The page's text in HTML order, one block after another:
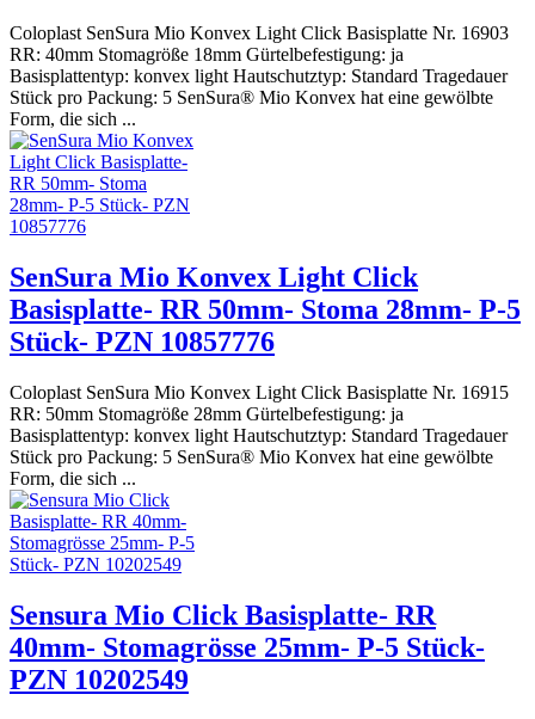
Coloplast SenSura Mio Konvex Light Click Basisplatte Nr. 16903
RR: 40mm Stomagröße 18mm Gürtelbefestigung: ja
Basisplattentyp: konvex light Hautschutztyp: Standard Tragedauer
Stück pro Packung: 5 SenSura® Mio Konvex hat eine gewölbte
Form, die sich ...
SenSura Mio Konvex Light Click
Basisplatte- RR 50mm- Stoma 28mm- P-5
Stück- PZN 10857776
Coloplast SenSura Mio Konvex Light Click Basisplatte Nr. 16915
RR: 50mm Stomagröße 28mm Gürtelbefestigung: ja
Basisplattentyp: konvex light Hautschutztyp: Standard Tragedauer
Stück pro Packung: 5 SenSura® Mio Konvex hat eine gewölbte
Form, die sich ...
Sensura Mio Click Basisplatte- RR
40mm- Stomagrösse 25mm- P-5 Stück-
PZN 10202549